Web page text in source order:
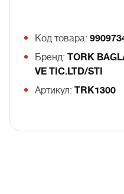
Код товара:
Бренд: TORK
VE TIC.LTD/STI
Артикул: TRK1300